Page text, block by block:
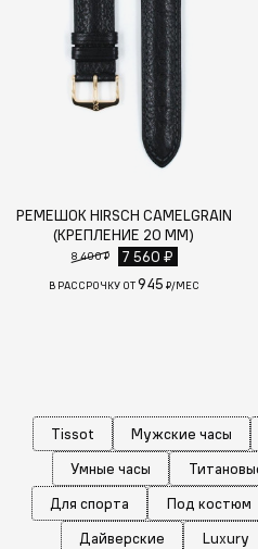
РЕМЕШОК HIRSCH CAMELGRAIN
(КРЕПЛЕНИЕ 20 ММ)
8 400 ₽ 7 560 ₽
В РАССРОЧКУ ОТ945 ₽/МЕС
Tissot Мужские часы
Умные часы
Для спорта
Под костюм
Дайверские
Luxury